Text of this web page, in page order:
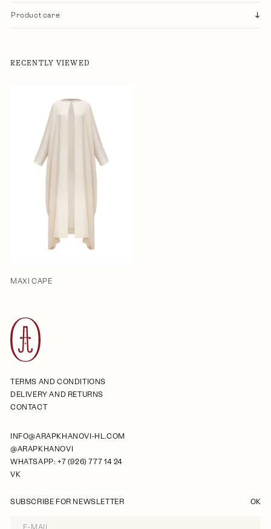
Product care
RECENTLY VIEWED
MAXI CAPE
TERMS AND CONDITIONS
DELIVERY AND RETURNS
CONTACT
INFO@ARAPKHANOVI-HL.COM
@ARAPKHANOVI
WHATSAPP: +7 (926) 777 14 24
VK
SUBSCRIBE FOR NEWSLETTER OK